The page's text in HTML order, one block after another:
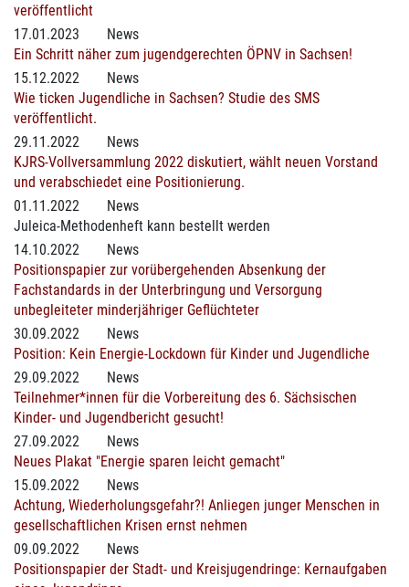
veröffentlicht
17.01.2023
News
Ein Schritt näher zum jugendgerechten ÖPNV in Sachsen!
15.12.2022
News
Wie ticken Jugendliche in Sachsen? Studie des SMS
veröffentlicht.
29.11.2022
News
KJRS-Vollversammlung 2022 diskutiert, wählt neuen Vorstand
und verabschiedet eine Positionierung.
01.11.2022
News
Juleica-Methodenheft kann bestellt werden
14.10.2022
News
Positionspapier zur vorübergehenden Absenkung der
Fachstandards in der Unterbringung und Versorgung
unbegleiteter minderjähriger Geflüchteter
30.09.2022
News
Position: Kein Energie-Lockdown für Kinder und Jugendliche
29.09.2022
News
Teilnehmer*innen für die Vorbereitung des 6. Sächsischen
Kinder- und Jugendbericht gesucht!
27.09.2022
News
Neues Plakat "Energie sparen leicht gemacht"
15.09.2022
News
Achtung, Wiederholungsgefahr?! Anliegen junger Menschen in
gesellschaftlichen Krisen ernst nehmen
09.09.2022
News
Positionspapier der Stadt- und Kreisjugendringe: Kernaufgaben